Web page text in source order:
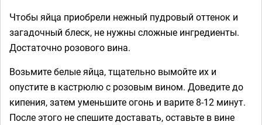
Чтобы яйца приобрели нежный пудровый оттенок и
загадочный блеск, не нужны сложные ингредиенты.
Достаточно розового вина.
Возьмите белые яйца, тщательно вымойте их и
опустите в кастрюлю с розовым вином. Доведите до
кипения, затем уменьшите огонь и варите 8-12 минут.
После этого не спешите доставать, оставьте в вине